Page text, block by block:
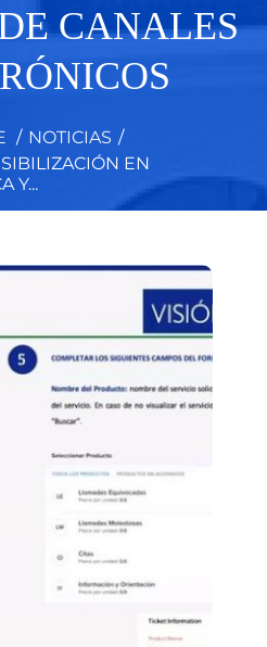
CANALES
/ NOTICIAS /
EN
Y...